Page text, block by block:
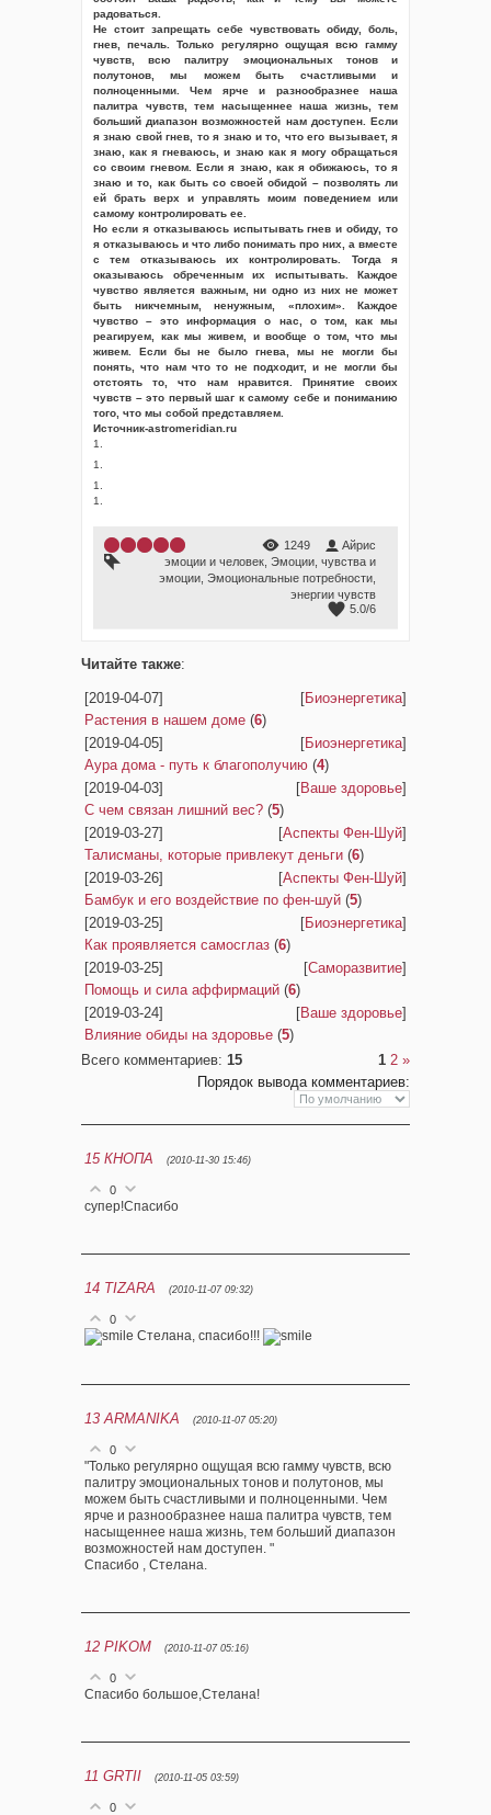
радоваться.
Не стоит запрещать себе чувствовать обиду, боль,
гнев, печаль. Только регулярно ощущая всю гамму
чувств, всю палитру эмоциональных тонов и
полутонов, мы можем быть счастливыми и
полноценными. Чем ярче и разнообразнее наша
палитра чувств, тем насыщеннее наша жизнь, тем
больший диапазон возможностей нам доступен. Если
я знаю свой гнев, то я знаю и то, что его вызывает, я
знаю, как я гневаюсь, и знаю как я могу обращаться
со своим гневом. Если я знаю, как я обижаюсь, то я
знаю и то, как быть со своей обидой – позволять ли
ей брать верх и управлять моим поведением или
самому контролировать ее.
Но если я отказываюсь испытывать гнев и обиду, то
я отказываюсь и что либо понимать про них, а вместе
с тем отказываюсь их контролировать. Тогда я
оказываюсь обреченным их испытывать. Каждое
чувство является важным, ни одно из них не может
быть никчемным, ненужным, «плохим». Каждое
чувство – это информация о нас, о том, как мы
реагируем, как мы живем, и вообще о том, что мы
живем. Если бы не было гнева, мы не могли бы
понять, что нам что то не подходит, и не могли бы
отстоять то, что нам нравится. Принятие своих
чувств – это первый шаг к самому себе и пониманию
того, что мы собой представляем.
Источник-astromeridian.ru
1.
1.
1.
1.
1249
Айрис
эмоции и человек Эмоции чувства и
эмоции Эмоциональные потребности
энергии чувств
5.0/6
Читайте также:
[2019-04-07] [Биоэнергетика]
Растения в нашем доме (6)
[2019-04-05]
[Биоэнергетика]
Аура дома - путь к благополучию (4)
[2019-04-03]
[Ваше здоровье]
С чем связан лишний вес? (5)
[2019-03-27]
[Аспекты Фен-Шуй]
Талисманы, которые привлекут деньги (6)
[2019-03-26]
[Аспекты Фен-Шуй]
Бамбук и его воздействие по фен-шуй (5)
[2019-03-25]
[Биоэнергетика]
Как проявляется самосглаз (6)
[2019-03-25]
[Саморазвитие]
Помощь и сила аффирмаций (6)
[2019-03-24]
[Ваше здоровье]
Влияние обиды на здоровье (5)
Всего комментариев: 15 1 2 »
Порядок вывода комментариев:
15 КНОПА (2010-11-30 15:46)
0
супер!Спасибо
14 TIZARA (2010-11-07 09:32)
0
Стелана, спасибо!!!
13 ARMANIKA (2010-11-07 05:20)
0
"Только регулярно ощущая всю гамму чувств, всю
палитру эмоциональных тонов и полутонов, мы
можем быть счастливыми и полноценными. Чем
ярче и разнообразнее наша палитра чувств, тем
насыщеннее наша жизнь, тем больший диапазон
возможностей нам доступен. "
Спасибо , Стелана.
12 PIKOM (2010-11-07 05:16)
0
Спасибо большое,Стелана!
11 GRTII (2010-11-05 03:59)
0